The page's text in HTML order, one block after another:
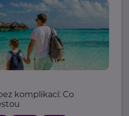
komplikací: Co